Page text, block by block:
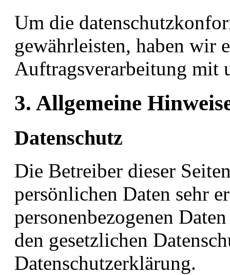
Um die
gewährleisten, haben wir
Auftragsverarbeitung mit
3. Allgemeine
Datenschutz
Die Betreiber dieser
persönlichen Daten sehr
personenbezogenen
den gesetzlichen
Datenschutzerklärung.